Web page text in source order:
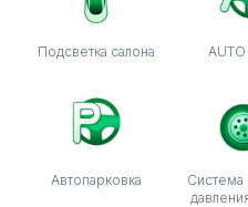
Подсветка салона
Автопарковка
Система